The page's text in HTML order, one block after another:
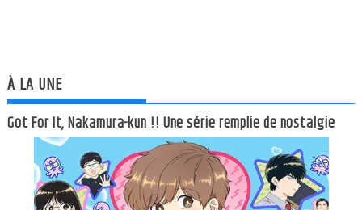
À LA UNE
Got For It, Nakamura-kun !! Une série remplie de nostalgie